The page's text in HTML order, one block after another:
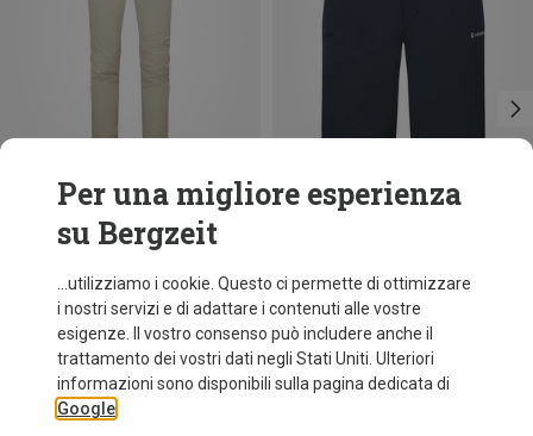
Risparmi 40%
Per una migliore esperienza
su Bergzeit
...utilizziamo i cookie. Questo ci permette di ottimizzare
i nostri servizi e di adattare i contenuti alle vostre
esigenze. Il vostro consenso può includere anche il
trattamento dei vostri dati negli Stati Uniti. Ulteriori
informazioni sono disponibili sulla pagina dedicata di
Google